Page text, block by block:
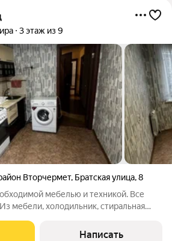
3 этаж из 9
Вторчермет, Братская улица,8
мебелью и техникой. Все
мебели, холодильник, стиральная
в нашей базе: 16933Написать